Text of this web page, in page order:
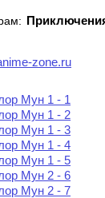
zone.ru
Мун 1 - 1
Мун 1 - 2
Мун 1 - 3
Мун 1 - 4
Мун 1 - 5
Мун 2 - 6
Мун 2 - 7